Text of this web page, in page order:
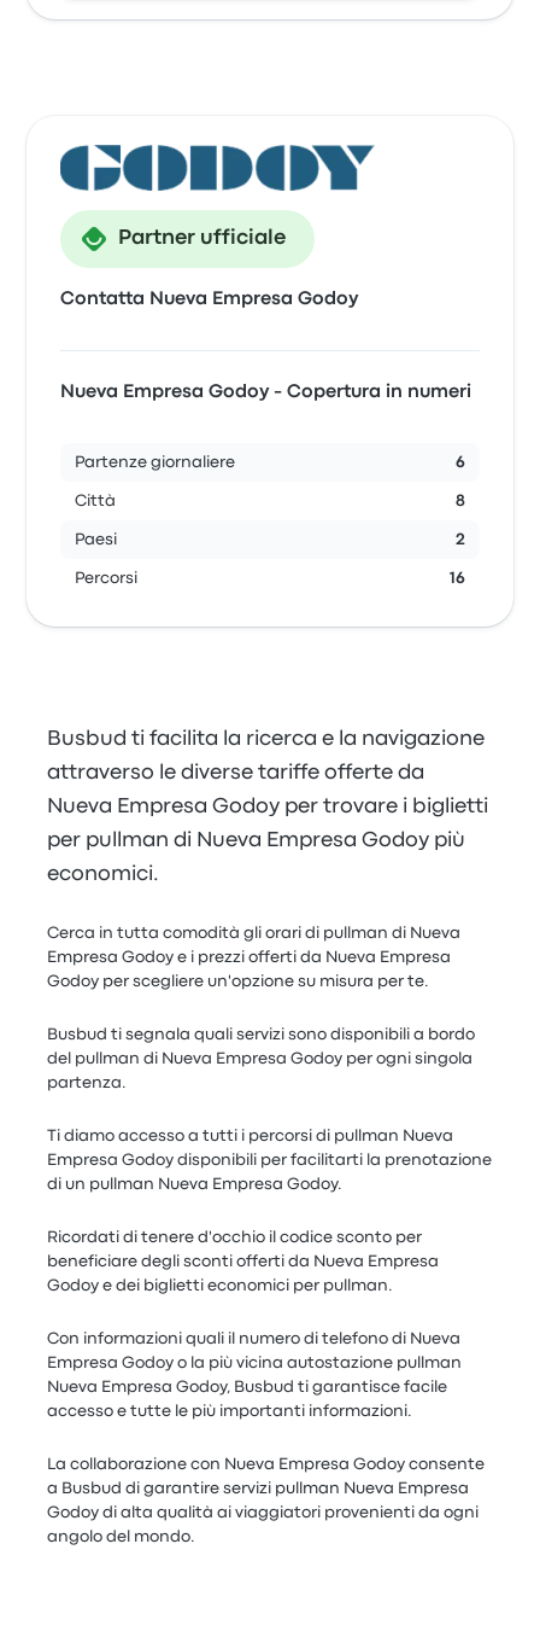
Partner ufficiale
Contatta Nueva Empresa Godoy
Nueva Empresa Godoy - Copertura in numeri
Partenze giornaliere 6
Città 8
Paesi 2
Percorsi 16
Busbud ti facilita la ricerca e la navigazione
attraverso le diverse tariffe offerte da
Nueva Empresa Godoy per trovare i biglietti
per pullman di Nueva Empresa Godoy più
economici.
Cerca in tutta comodità gli orari di pullman di Nueva
Empresa Godoy e i prezzi offerti da Nueva Empresa
Godoy per scegliere un'opzione su misura per te.
Busbud ti segnala quali servizi sono disponibili a bordo
del pullman di Nueva Empresa Godoy per ogni singola
partenza.
Ti diamo accesso a tutti i percorsi di pullman Nueva
Empresa Godoy disponibili per facilitarti la prenotazione
di un pullman Nueva Empresa Godoy.
Ricordati di tenere d'occhio il codice sconto per
beneficiare degli sconti offerti da Nueva Empresa
Godoy e dei biglietti economici per pullman.
Con informazioni quali il numero di telefono di Nueva
Empresa Godoy o la più vicina autostazione pullman
Nueva Empresa Godoy, Busbud ti garantisce facile
accesso e tutte le più importanti informazioni.
La collaborazione con Nueva Empresa Godoy consente
a Busbud di garantire servizi pullman Nueva Empresa
Godoy di alta qualità ai viaggiatori provenienti da ogni
angolo del mondo.